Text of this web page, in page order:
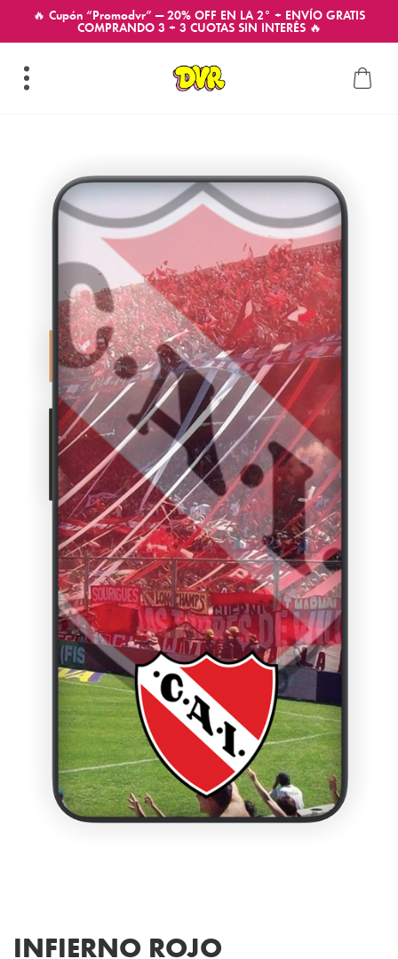
🔥 Cupón “Promodvr” — 20% OFF EN LA 2° + ENVÍO GRATIS
COMPRANDO 3 + 3 CUOTAS SIN INTERÉS 🔥
INFIERNO ROJO